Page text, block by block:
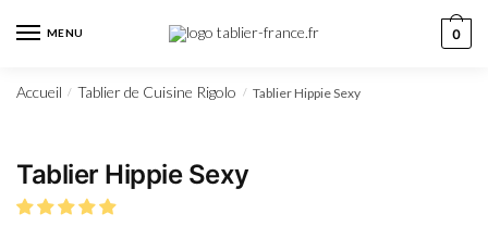
MENU 0
Accueil / Tablier de Cuisine Rigolo / Tablier Hippie Sexy
Tablier Hippie Sexy